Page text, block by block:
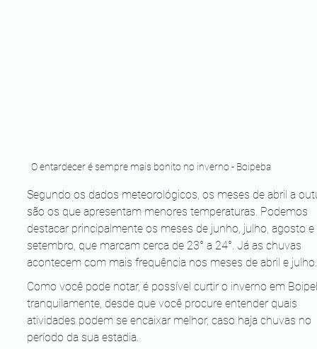
O entardecer é sempre mais bonito no inverno - Boipeba
Segundo os dados meteorológicos, os meses de abril a
são os que apresentam menores temperaturas. Podemos
destacar principalmente os meses de junho, julho, agosto e
setembro, que marcam cerca de 23° a 24°. Já as chuvas
acontecem com mais frequência nos meses de abril e julho.
Como você pode notar, é possível curtir o inverno em
tranquilamente, desde que você procure entender quais
atividades podem se encaixar melhor, caso haja chuvas no
período da sua estadia.